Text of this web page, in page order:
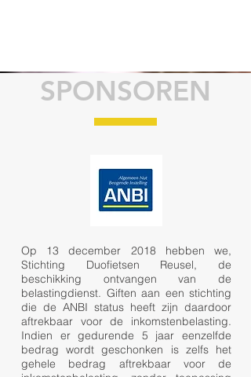
SPONSOREN
Op 13 december 2018 hebben we,
Stichting Duofietsen Reusel, de
beschikking ontvangen van de
belastingdienst. Giften aan een stichting
die de ANBI status heeft zijn daardoor
aftrekbaar voor de inkomstenbelasting.
Indien er gedurende 5 jaar eenzelfde
bedrag wordt geschonken is zelfs het
gehele bedrag aftrekbaar voor de